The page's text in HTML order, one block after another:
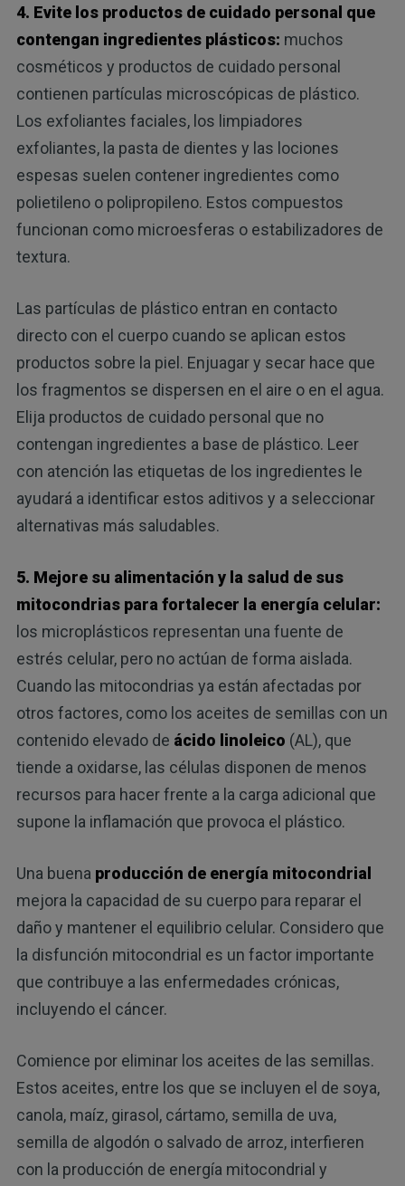
4. Evite los productos de cuidado personal que
contengan ingredientes plásticos: muchos
cosméticos y productos de cuidado personal
contienen partículas microscópicas de plástico.
Los exfoliantes faciales, los limpiadores
exfoliantes, la pasta de dientes y las lociones
espesas suelen contener ingredientes como
polietileno o polipropileno. Estos compuestos
funcionan como microesferas o estabilizadores de
textura.
Las partículas de plástico entran en contacto
directo con el cuerpo cuando se aplican estos
productos sobre la piel. Enjuagar y secar hace que
los fragmentos se dispersen en el aire o en el agua.
Elija productos de cuidado personal que no
contengan ingredientes a base de plástico. Leer
con atención las etiquetas de los ingredientes le
ayudará a identificar estos aditivos y a seleccionar
alternativas más saludables.
5. Mejore su alimentación y la salud de sus
mitocondrias para fortalecer la energía celular:
los microplásticos representan una fuente de
estrés celular, pero no actúan de forma aislada.
Cuando las mitocondrias ya están afectadas por
otros factores, como los aceites de semillas con un
contenido elevado de ácido linoleico (AL), que
tiende a oxidarse, las células disponen de menos
recursos para hacer frente a la carga adicional que
supone la inflamación que provoca el plástico.
Una buena producción de energía mitocondrial
mejora la capacidad de su cuerpo para reparar el
daño y mantener el equilibrio celular. Considero que
la disfunción mitocondrial es un factor importante
que contribuye a las enfermedades crónicas,
incluyendo el cáncer.
Comience por eliminar los aceites de las semillas.
Estos aceites, entre los que se incluyen el de soya,
canola, maíz, girasol, cártamo, semilla de uva,
semilla de algodón o salvado de arroz, interfieren
con la producción de energía mitocondrial y